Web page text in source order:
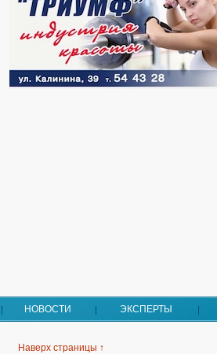
НОВОСТИ ЭКСПЕРТЫ
Наверх страницы ↑